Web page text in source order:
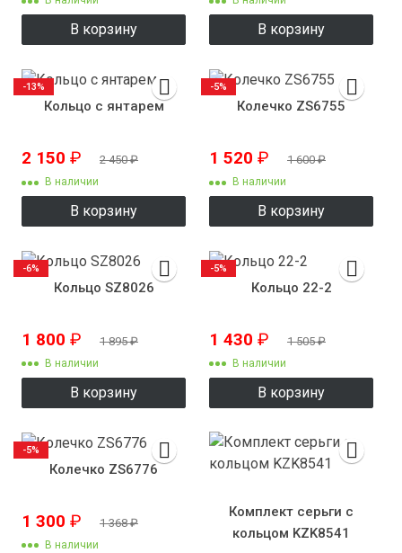
В корзину В корзину
Кольцо с янтарем
2 150 ₽ 2 450₽
В наличии
В корзину
-13%
Колечко ZS6755
1 520 ₽ 1 600₽
В наличии
В корзину
-5%
Кольцо SZ8026
1 800 ₽ 1 895₽
В наличии
В корзину
-6%
Кольцо 22-2
1 430 ₽ 1 505₽
В наличии
В корзину
-5%
Колечко ZS6776
1 300 ₽ 1 368₽
В наличии
-5%
Комплект серьги с
кольцом KZK8541